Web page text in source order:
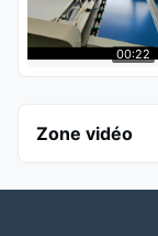
00:22
Zone vidéo